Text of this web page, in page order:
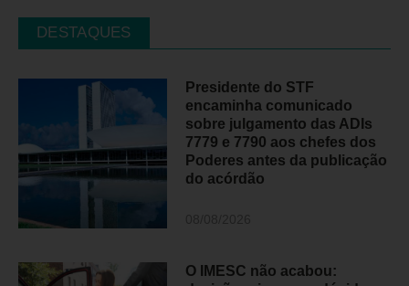
DESTAQUES
Presidente do STF
encaminha comunicado
sobre julgamento das ADIs
7779 e 7790 aos chefes dos
Poderes antes da publicação
do acórdão
O IMESC não acabou: